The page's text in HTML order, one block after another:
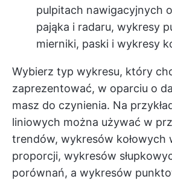
pulpitach nawigacyjnych
pająka i radaru, wykresy
mierniki, paski i wykresy
Wybierz typ wykresu, który
zaprezentować, w oparciu o
masz do czynienia. Na
liniowych można używać w
trendów, wykresów kołowych
proporcji, wykresów
porównań, a wykresów